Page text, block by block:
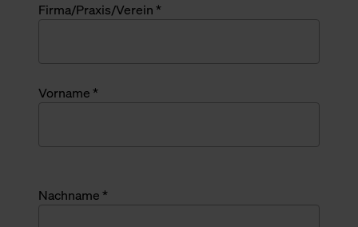
Firma/Praxis/Verein *
Vorname *
Nachname *